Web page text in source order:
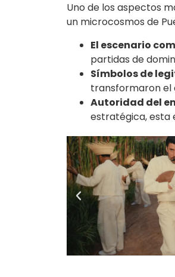
Uno de los aspectos
un microcosmos de
El escenario
partidas de
Símbolos de
transformaron el
Autoridad del
estratégica, esta